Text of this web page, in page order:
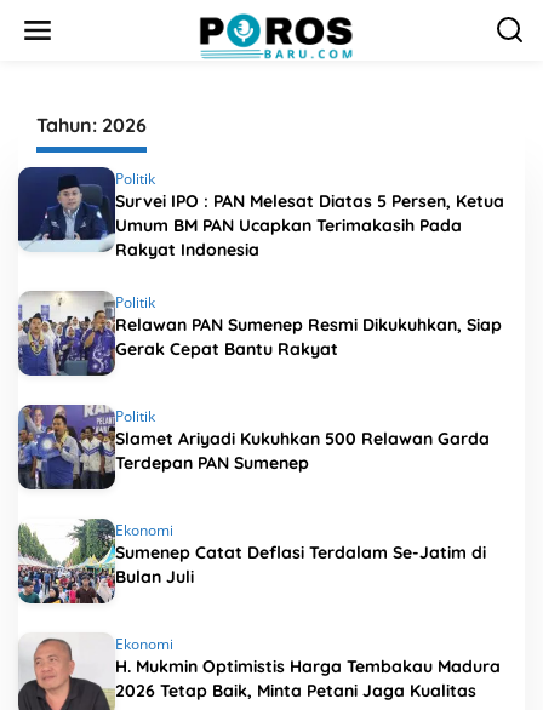
Tahun: 2026
Politik
Survei IPO : PAN Melesat Diatas 5 Persen, Ketua
Umum BM PAN Ucapkan Terimakasih Pada
Rakyat Indonesia
Politik
Relawan PAN Sumenep Resmi Dikukuhkan, Siap
Gerak Cepat Bantu Rakyat
Politik
Slamet Ariyadi Kukuhkan 500 Relawan Garda
Terdepan PAN Sumenep
Ekonomi
Sumenep Catat Deflasi Terdalam Se-Jatim di
Bulan Juli
Ekonomi
H. Mukmin Optimistis Harga Tembakau Madura
2026 Tetap Baik, Minta Petani Jaga Kualitas